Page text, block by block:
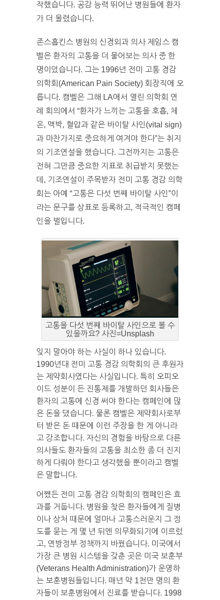
작했습니다. 공감 능력 뛰어난 병원들에 환자
가 더 몰렸습니다.
존스홉킨스 병원의 신경외과 의사 제임스 캠
벨은 환자의 고통을 더 물어보는 의사 중 한
명이었습니다. 그는 1996년 전미 고통 경감
의학회(American Pain Society) 회장직에 오
릅니다. 캠벨은 그해 LA에서 열린 의학회 연
례 회의에서 “환자가 느끼는 고통을 호흡, 체
온, 맥박, 혈압과 같은 바이탈 사인(vital sign)
과 마찬가지로 중요하게 여겨야 한다”는 취지
의 기조연설을 했습니다. 그전까지는 고통은
전혀 그만큼 중요한 지표로 취급받지 못했는
데, 기조연설이 주목받자 전미 고통 경감 의학
회는 아예 “고통은 다섯 번째 바이탈 사인”이
라는 문구를 상표로 등록하고, 적극적인 캠페
인을 벌입니다.
고통을 다섯 번째 바이탈 사인으로 볼 수
있을까요? 사진=Unsplash
잊지 말아야 하는 사실이 하나 있습니다.
1990년대 전미 고통 경감 의학회의 큰 후원자
는 제약회사였다는 사실입니다. 특히 오피오
이드 성분이 든 진통제를 개발하던 회사들은
환자의 고통에 신경 써야 한다는 캠페인에 많
은 돈을 댔습니다. 물론 캠벨은 제약회사로부
터 받은 돈 때문에 이런 주장을 한 게 아니라
고 강조합니다. 자신의 경험을 바탕으로 다른
의사들도 환자들의 고통을 최소한 좀 더 진지
하게 다뤄야 한다고 생각했을 뿐이라고 캠벨
은 말합니다.
어쨌든 전미 고통 경감 의학회의 캠페인은 효
과를 거둡니다. 병원을 찾은 환자들에게 질병
이나 상처 때문에 얼마나 고통스러운지 그 정
도를 묻는 게 몇 년 뒤엔 의무화되기에 이르렀
고, 연방정부 정책까지 바꿨습니다. 미국에서
가장 큰 병원 시스템을 갖춘 곳은 미국 보훈부
(Veterans Health Administration)가 운영하
는 보훈병원들입니다. 매년 약 1천만 명의 환
자들이 보훈병원에서 진료를 받습니다. 1998